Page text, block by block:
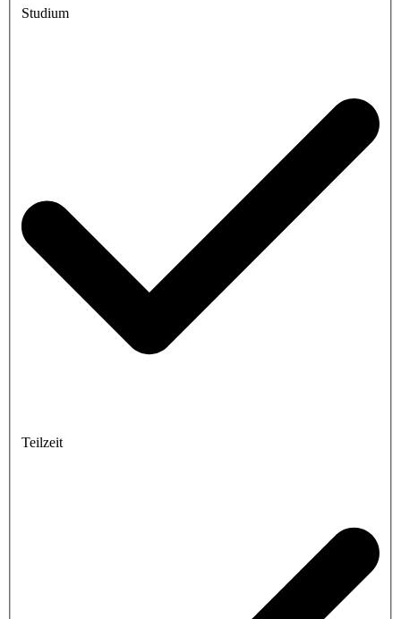
Studium
Teilzeit